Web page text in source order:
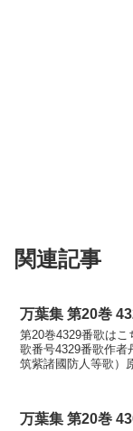
関連記事
万葉集 第20巻
第20巻4329番歌は
歌番号4329番歌作者
筑紫諸國防人等歌）
万葉集 第20巻